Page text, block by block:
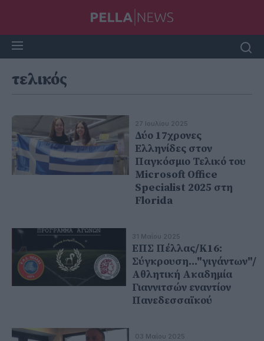
τελικός
27 Ιουλίου 2025
Δύο 17χρονες
Ελληνίδες στον
Παγκόσμιο Τελικό του
Microsoft Office
Specialist 2025 στη
Florida
31 Μαΐου 2025
ΕΠΣ Πέλλας/Κ16:
Σύγκρουση..."γιγάντων"/
Αθλητική Ακαδημία
Γιαννιτσών εναντίον
Πανεδεσσαϊκού
03 Μαΐου 2025